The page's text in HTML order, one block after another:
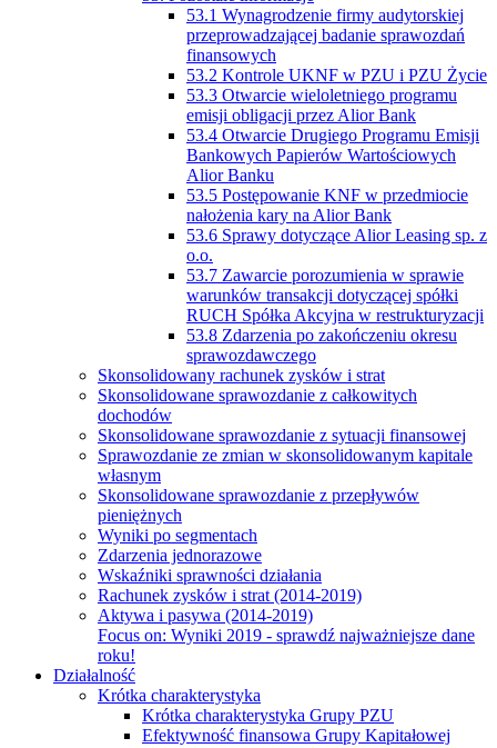
53.1 Wynagrodzenie firmy audytorskiej
przeprowadzającej badanie sprawozdań
finansowych
53.2 Kontrole UKNF w PZU i PZU Życie
53.3 Otwarcie wieloletniego programu
emisji obligacji przez Alior Bank
53.4 Otwarcie Drugiego Programu Emisji
Bankowych Papierów Wartościowych
Alior Banku
53.5 Postępowanie KNF w przedmiocie
nałożenia kary na Alior Bank
53.6 Sprawy dotyczące Alior Leasing sp. z
o.o.
53.7 Zawarcie porozumienia w sprawie
warunków transakcji dotyczącej spółki
RUCH Spółka Akcyjna w restrukturyzacji
53.8 Zdarzenia po zakończeniu okresu
sprawozdawczego
Skonsolidowany rachunek zysków i strat
Skonsolidowane sprawozdanie z całkowitych
dochodów
Skonsolidowane sprawozdanie z sytuacji finansowej
Sprawozdanie ze zmian w skonsolidowanym kapitale
własnym
Skonsolidowane sprawozdanie z przepływów
pieniężnych
Wyniki po segmentach
Zdarzenia jednorazowe
Wskaźniki sprawności działania
Rachunek zysków i strat (2014-2019)
Aktywa i pasywa (2014-2019)
Focus on: Wyniki 2019 - sprawdź najważniejsze dane
roku!
Działalność
Krótka charakterystyka
Krótka charakterystyka Grupy PZU
Efektywność finansowa Grupy Kapitałowej